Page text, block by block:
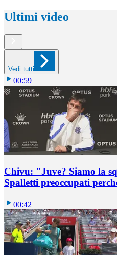
Ultimi video
Vedi tutti
00:59
Chivu: "Juve? Siamo la
Spalletti preoccupati
00:42